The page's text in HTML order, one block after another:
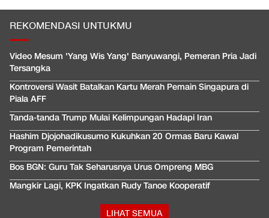
REKOMENDASI UNTUKMU
Video Mesum 'Yang Wis Yang' Banyuwangi, Pemeran Pria Jadi
Tersangka
Kontroversi Wasit Batalkan Kartu Merah Pemain Singapura di
Piala AFF
Tanda-tanda Trump Mulai Kelimpungan Hadapi Iran
Hashim Djojohadikusumo Kukuhkan 20 Ormas Baru Kawal
Program Pemerintah
Bos BGN: Guru Tak Seharusnya Urus Ompreng MBG
Mangkir Lagi, KPK Ingatkan Rudy Tanoe Kooperatif
LIHAT SEMUA